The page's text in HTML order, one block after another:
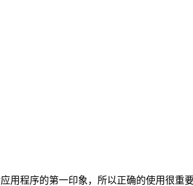
用程序的第一印象，所以正确的使用很重